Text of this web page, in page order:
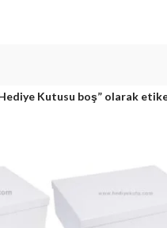
Kutusu boş” olarak